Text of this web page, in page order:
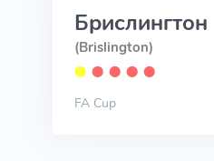
Брислингтон
(Brislington)
⬤ ⬤ ⬤ ⬤ ⬤
FA Cup